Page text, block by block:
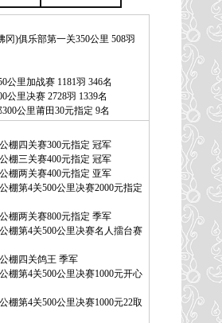
冈)俱乐部第一关350公里 508羽
公里加战赛 1181羽 346名
公里决赛 2728羽 1339名
公里莆田30元指定 9名
棚四关赛300元指定 冠军
棚三关赛400元指定 冠军
棚两关赛400元指定 亚军
棚第4关500公里决赛2000元指定
棚两关赛800元指定 季军
棚第4关500公里决赛名人擂台赛
棚四关鸽王 季军
棚第4关500公里决赛1000元开心
棚第4关500公里决赛1000元22取